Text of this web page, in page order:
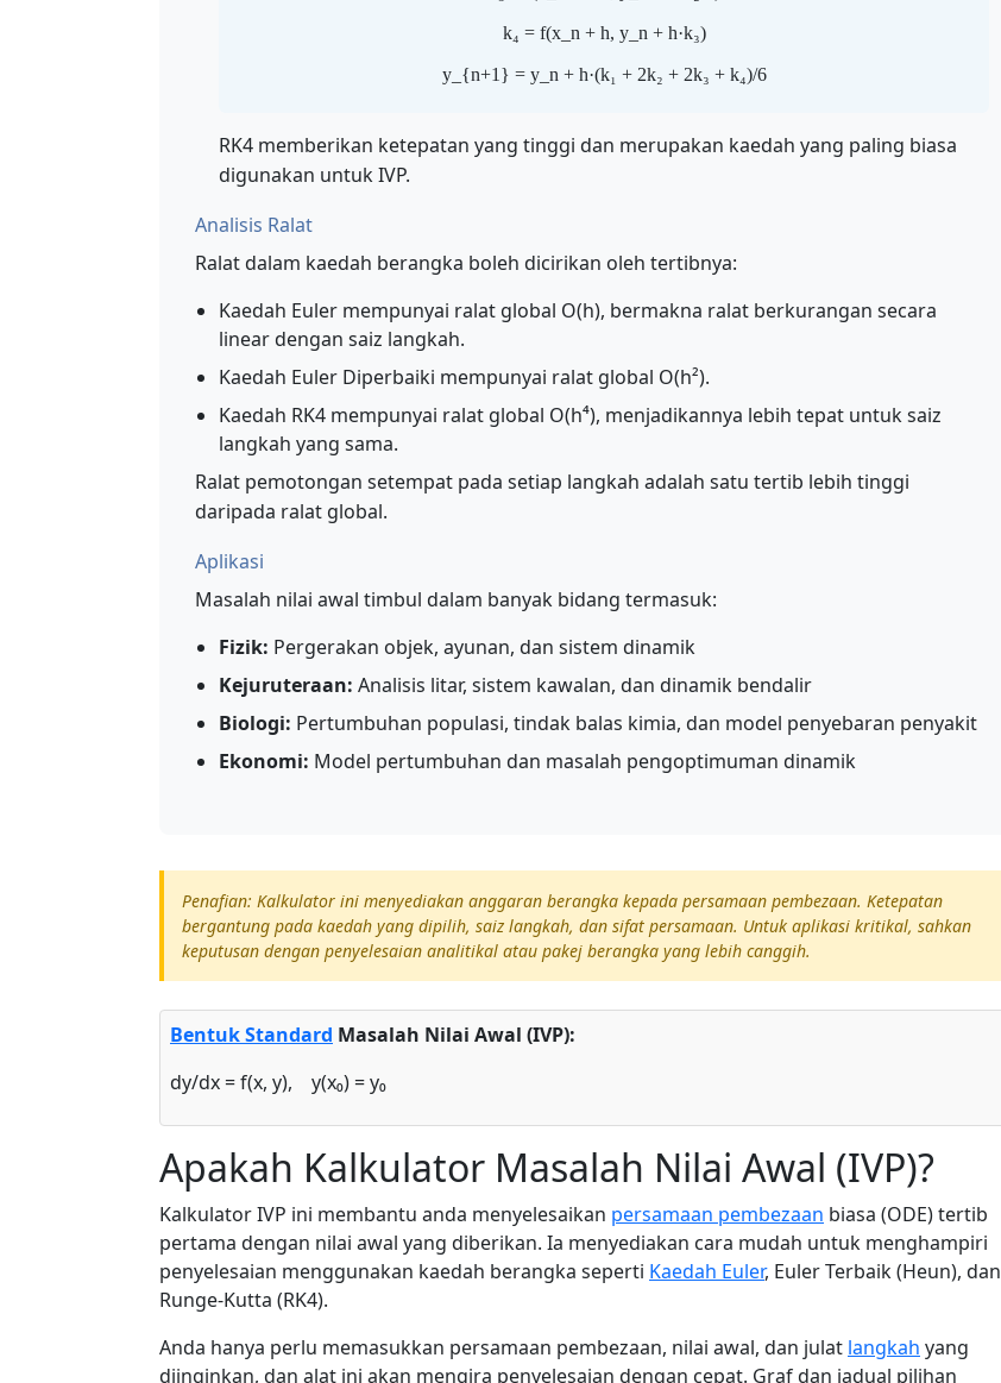
k₄ = f(x_n + h, y_n + h·k₃)
y_{n+1} = y_n + h·(k₁ + 2k₂ + 2k₃ + k₄)/6
RK4 memberikan ketepatan yang tinggi dan merupakan kaedah yang paling biasa
digunakan untuk IVP.
Analisis Ralat
Ralat dalam kaedah berangka boleh dicirikan oleh tertibnya:
Kaedah Euler mempunyai ralat global O(h), bermakna ralat berkurangan secara
linear dengan saiz langkah.
Kaedah Euler Diperbaiki mempunyai ralat global O(h²).
Kaedah RK4 mempunyai ralat global O(h⁴), menjadikannya lebih tepat untuk saiz
langkah yang sama.
Ralat pemotongan setempat pada setiap langkah adalah satu tertib lebih tinggi
daripada ralat global.
Aplikasi
Masalah nilai awal timbul dalam banyak bidang termasuk:
Fizik: Pergerakan objek, ayunan, dan sistem dinamik
Kejuruteraan: Analisis litar, sistem kawalan, dan dinamik bendalir
Biologi: Pertumbuhan populasi, tindak balas kimia, dan model penyebaran penyakit
Ekonomi: Model pertumbuhan dan masalah pengoptimuman dinamik
Penafian: Kalkulator ini menyediakan anggaran berangka kepada persamaan pembezaan. Ketepatan
bergantung pada kaedah yang dipilih, saiz langkah, dan sifat persamaan. Untuk aplikasi kritikal, sahkan
keputusan dengan penyelesaian analitikal atau pakej berangka yang lebih canggih.
Bentuk Standard Masalah Nilai Awal (IVP):
dy/dx = f(x, y), y(x₀) = y₀
Apakah Kalkulator Masalah Nilai Awal (IVP)?
Kalkulator IVP ini membantu anda menyelesaikan persamaan pembezaan biasa (ODE) tertib
pertama dengan nilai awal yang diberikan. Ia menyediakan cara mudah untuk menghampiri
penyelesaian menggunakan kaedah berangka seperti Kaedah Euler, Euler Terbaik (Heun), dan
Runge-Kutta (RK4).
Anda hanya perlu memasukkan persamaan pembezaan, nilai awal, dan julat langkah yang
diinginkan, dan alat ini akan mengira penyelesaian dengan cepat. Graf dan jadual pilihan